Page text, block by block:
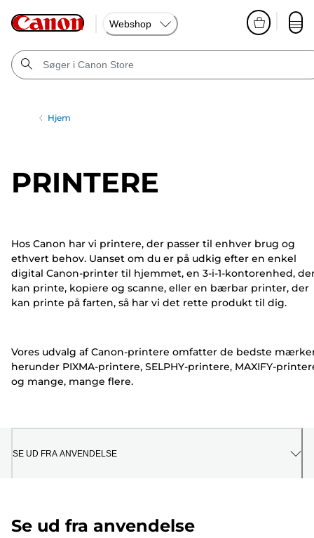
Webshop
Hjem
PRINTERE
Hos Canon har vi printere, der passer til enhver brug og
ethvert behov. Uanset om du er på udkig efter en enkel
digital Canon-printer til hjemmet, en 3-i-1-kontorenhed,
kan printe, kopiere og scanne, eller en bærbar printer, der
kan printe på farten, så har vi det rette produkt til dig.
Vores udvalg af Canon-printere omfatter de bedste
herunder PIXMA-printere, SELPHY-printere, MAXIFY-
og mange, mange flere.
SE UD FRA ANVENDELSE
Se ud fra anvendelse